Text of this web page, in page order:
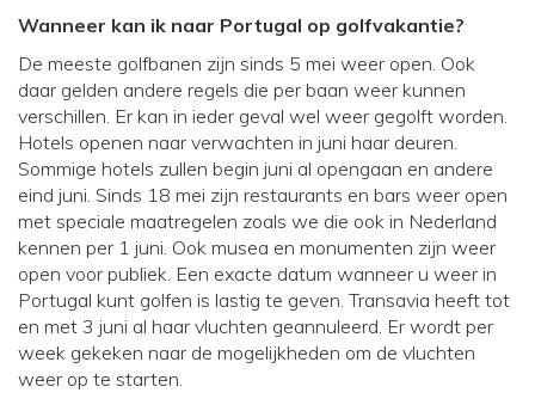
Wanneer kan ik naar Portugal op golfvakantie?
De meeste golfbanen zijn sinds 5 mei weer open. Ook
daar gelden andere regels die per baan weer kunnen
verschillen. Er kan in ieder geval wel weer gegolft worden.
Hotels openen naar verwachten in juni haar deuren.
Sommige hotels zullen begin juni al opengaan en andere
eind juni. Sinds 18 mei zijn restaurants en bars weer open
met speciale maatregelen zoals we die ook in Nederland
kennen per 1 juni. Ook musea en monumenten zijn weer
open voor publiek. Een exacte datum wanneer u weer in
Portugal kunt golfen is lastig te geven. Transavia heeft tot
en met 3 juni al haar vluchten geannuleerd. Er wordt per
week gekeken naar de mogelijkheden om de vluchten
weer op te starten.